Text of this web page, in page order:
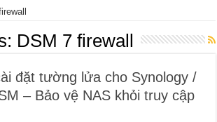
DSM 7 firewall
đặt tường lửa cho Synology /
– Bảo vệ NAS khỏi truy cập